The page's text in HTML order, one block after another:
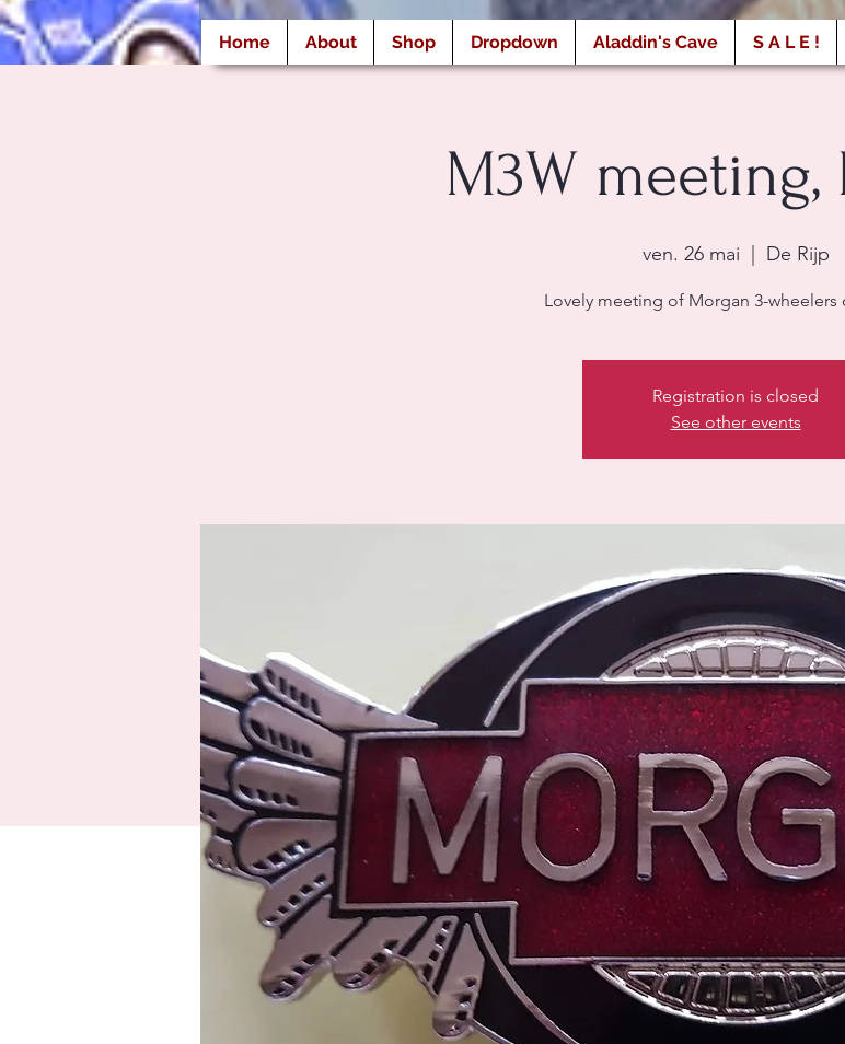
Home About Shop Dropdown Aladdin's Cave S A L E !
M3W meeting,
ven. 26 mai De Rijp
Lovely meeting of Morgan 3-wheelers
Registration is closed
See other events